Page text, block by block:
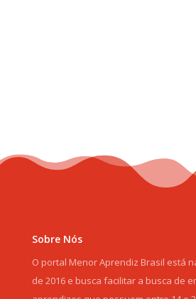
Sobre Nós
O portal Menor Aprendiz Brasil está
de 2016 e busca facilitar a busca de